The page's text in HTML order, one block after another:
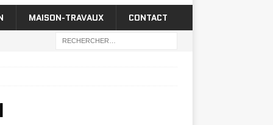
MAISON-TRAVAUX CONTACT